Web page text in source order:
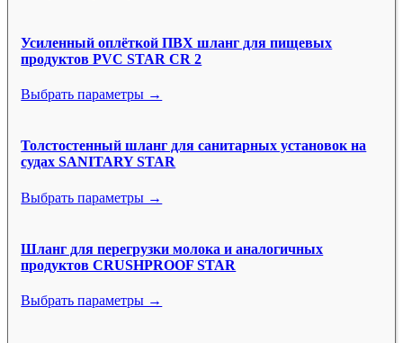
Усиленный оплёткой ПВХ шланг для пищевых
продуктов PVC STAR CR 2
Выбрать параметры →
Толстостенный шланг для санитарных установок на
судах SANITARY STAR
Выбрать параметры →
Шланг для перегрузки молока и аналогичных
продуктов CRUSHPROOF STAR
Выбрать параметры →